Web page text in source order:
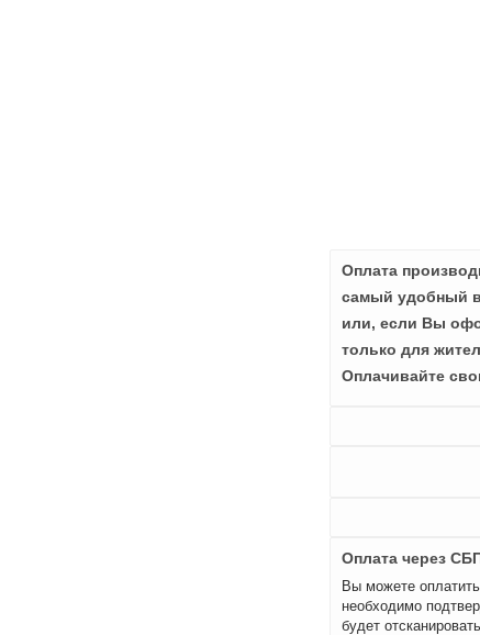
Оплата
самый удобный
или, если Вы
только для
Оплачивайте
Оплата через
Вы можете
необходимо
будет